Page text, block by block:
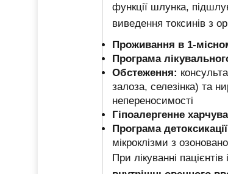
функції шлунка,
виведення токсинів з
Проживання в 1-
Програма
Обстеження:
залоза, селезінка) та
непереносимості
Гіпоалергенне
Програма
мікроклізми з
При лікуванні